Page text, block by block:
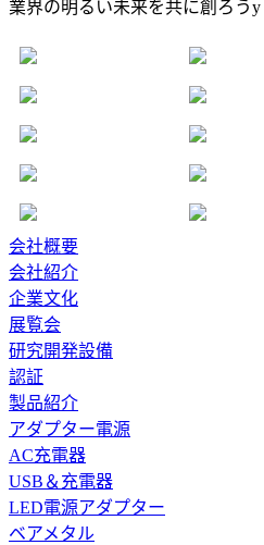
業界の明るい未来を共に創ろうy
会社概要
会社紹介
企業文化
展覧会
研究開発設備
認証
製品紹介
アダプター電源
AC充電器
USB＆充電器
LED電源アダプター
ベアメタル